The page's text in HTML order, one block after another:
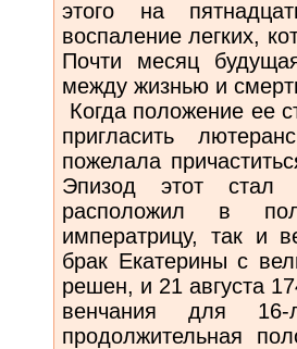
этого на
воспаление легких,
Почти месяц
между жизнью и
Когда положение ее
пригласить
пожелала
Эпизод этот стал
расположил в
императрицу, так и
брак Екатерины с
решен, и 21 августа
венчания для 16-
продолжительная